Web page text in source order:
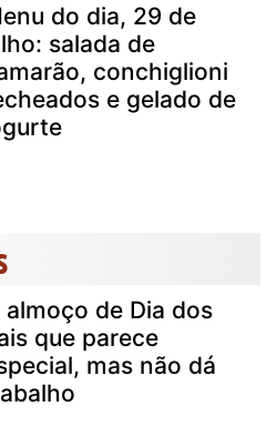
do dia, 29 de
salada de
conchiglioni
e gelado de
almoço de Dia dos
que parece
mas não dá